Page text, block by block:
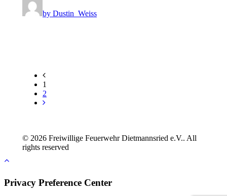
by Dustin_Weiss
1
2
© 2026 Freiwillige Feuerwehr Dietmannsried e.V.. All
rights reserved
Privacy Preference Center